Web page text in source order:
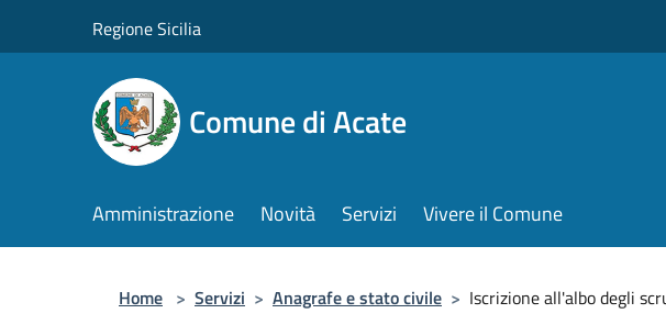
Regione Sicilia
Comune di Acate
Amministrazione Novità Servizi Vivere il Comune
Home > Servizi > Anagrafe e stato civile > Iscrizione all'albo degli